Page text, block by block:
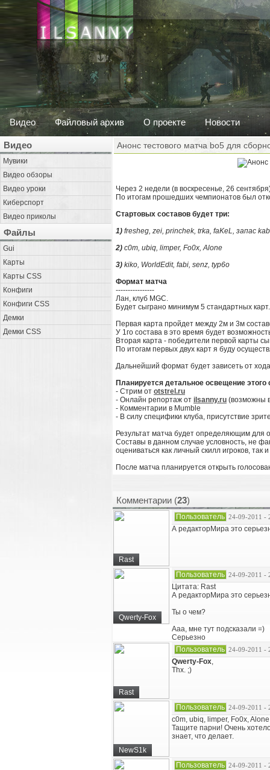
Видео Файловый архив О проекте Новости
Видео
Мувики
Видео обзоры
Видео уроки
Киберспорт
Видео приколы
Файлы
Gui
Карты
Карты CSS
Конфиги
Конфиги CSS
Демки
Демки CSS
Анонс тестового матча bo5 для
Через 2 недели (в воскресенье, 26
По итогам прошедших чемпионатов был
Стартовых составов будет три:
1) fresheg, zei, princhek, trka, faKeL, запас
2) c0m, ubiq, limper, Fo0x, Alone
3) kiko, WorldEdit, fabi, senz, typ6o
Формат матча
----------------
Лан, клуб MGC.
Будет сыграно минимум 5 стандартных карт.
Первая карта пройдет между 2м и 3м
У 1го состава в это время будет
Вторая карта - победители первой карты
По итогам первых двух карт я буду
Дальнейший формат будет зависеть от
Планируется детальное освещение этого
- Стрим от otstrel.ru
- Онлайн репортаж от ilsanny.ru (возможны
- Комментарии в Mumble
- В силу специфики клуба, присутствие
Результат матча будет определяющим для
Составы в данном случае условность, не
оцениваться как личный скилл игроков, так
После матча планируется открыть
Комментарии (23)
Rast
Пользователь 24-09-2011 -
А редакторМира это
Qwerty-Fox
Пользователь 24-09-2011 -
Цитата: Rast
А редакторМира это
Ты о чем?
Ааа, мне тут подсказали =)
Серьезно
Rast
Пользователь 24-09-2011 -
Qwerty-Fox,
Thx. ;)
NewS1k
Пользователь 24-09-2011 -
c0m, ubiq, limper, Fo0x,
Тащите парни! Очень
знает, что делает.
Пользователь 24-09-2011 -